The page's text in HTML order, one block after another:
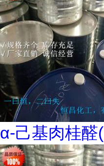
α-己基肉桂醛